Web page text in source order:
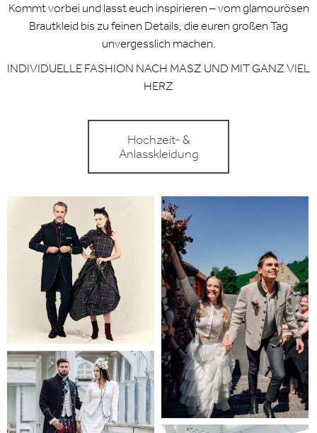
Kommt vorbei und lasst euch inspirieren – vom glamourösen
Brautkleid bis zu feinen Details, die euren großen Tag
unvergesslich machen.
INDIVIDUELLE FASHION NACH MASZ UND MIT GANZ VIEL
HERZ
Hochzeit- &
Anlasskleidung